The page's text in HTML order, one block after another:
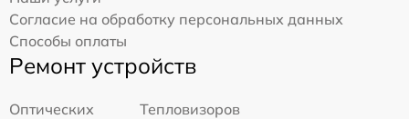
Согласие на обработку персональных данных
Способы оплаты
Ремонт устройств
Оптических
Тепловизоров